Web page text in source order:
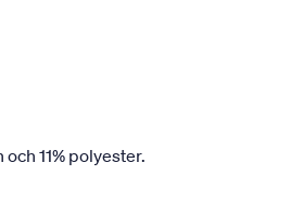
11% polyester.